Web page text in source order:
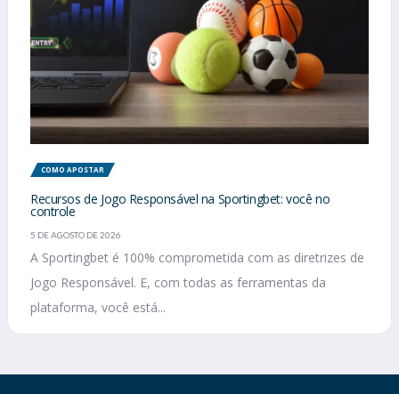
COMO APOSTAR
Recursos de Jogo Responsável na Sportingbet: você no
controle
5 DE AGOSTO DE 2026
A Sportingbet é 100% comprometida com as diretrizes de
Jogo Responsável. E, com todas as ferramentas da
plataforma, você está...